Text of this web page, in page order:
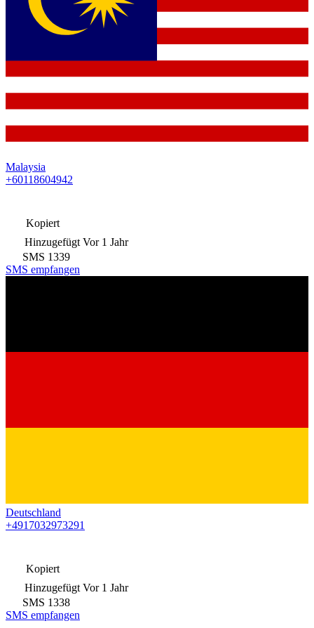
Malaysia
+60118604942
Kopiert
Hinzugefügt Vor 1 Jahr
SMS 1339
SMS empfangen
Deutschland
+4917032973291
Kopiert
Hinzugefügt Vor 1 Jahr
SMS 1338
SMS empfangen